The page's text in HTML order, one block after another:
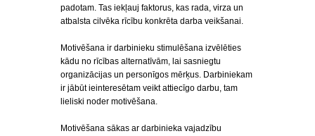
padotam. Tas iekļauj faktorus, kas rada, virza un
atbalsta cilvēka rīcību konkrēta darba veikšanai.
Motivēšana ir darbinieku stimulēšana izvēlēties
kādu no rīcības alternatīvām, lai sasniegtu
organizācijas un personīgos mērķus. Darbiniekam
ir jābūt ieinteresētam veikt attiecīgo darbu, tam
lieliski noder motivēšana.
Motivēšana sākas ar darbinieka vajadzību